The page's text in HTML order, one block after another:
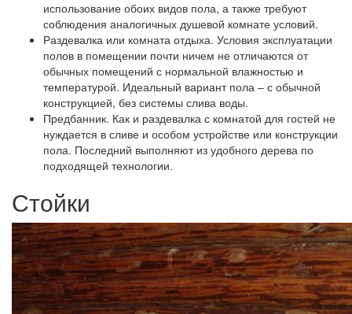
использование обоих видов пола, а также требуют
соблюдения аналогичных душевой комнате условий.
Раздевалка или комната отдыха. Условия эксплуатации
полов в помещении почти ничем не отличаются от
обычных помещений с нормальной влажностью и
температурой. Идеальный вариант пола – с обычной
конструкцией, без системы слива воды.
Предбанник. Как и раздевалка с комнатой для гостей не
нуждается в сливе и особом устройстве или конструкции
пола. Последний выполняют из удобного дерева по
подходящей технологии.
Стойки